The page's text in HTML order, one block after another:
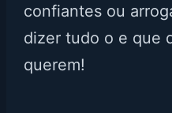
confiantes ou
dizer tudo o e que
querem!